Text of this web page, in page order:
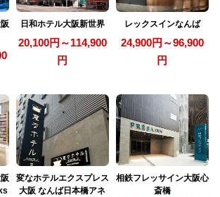
日和ホテル大阪新世界
20,100円～114,900
円
レックスインなんば
24,900円～96,900
円
変なホテルエクスプレス
大阪 なんば日本橋アネ
相鉄フレッサイン大阪心
斎橋